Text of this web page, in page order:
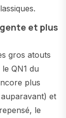
et plus
gros atouts
QN1 du
plus
et
le